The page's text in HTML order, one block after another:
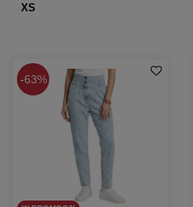
XS
63%